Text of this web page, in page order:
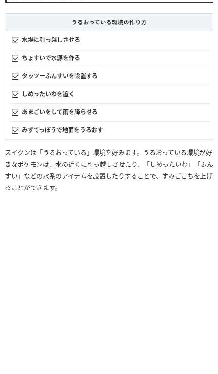
うるおっている環境の作り方
水場に引っ越しさせる
ちょすいで水源を作る
タッツーふんすいを設置する
しめったいわを置く
あまごいをして雨を降らせる
みずてっぽうで地面をうるおす
スイクンは「うるおっている」環境を好みます。うるおっている環境が好
きなポケモンは、水の近くに引っ越しさせたり、「しめったいわ」「ふん
すい」などの水系のアイテムを設置したりすることで、すみごこちを上げ
ることができます。